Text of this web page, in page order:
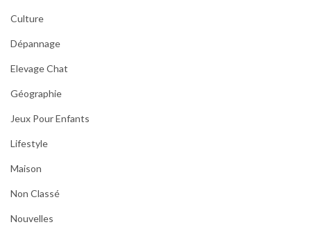
Culture
Dépannage
Elevage Chat
Géographie
Jeux Pour Enfants
Lifestyle
Maison
Non Classé
Nouvelles